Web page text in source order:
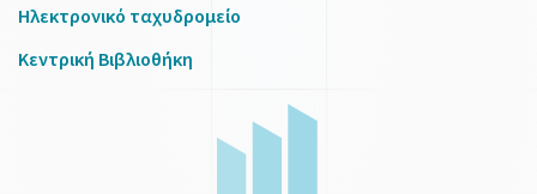
Ηλεκτρονικό ταχυδρομείο
Κεντρική Βιβλιοθήκη